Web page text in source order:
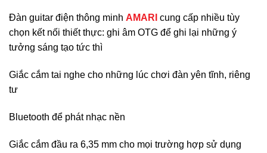
Đàn guitar điện thông minh AMARI cung cấp nhiều tùy
chọn kết nối thiết thực: ghi âm OTG để ghi lại những ý
tưởng sáng tạo tức thì
Giắc cắm tai nghe cho những lúc chơi đàn yên tĩnh, riêng
tư
Bluetooth để phát nhạc nền
Giắc cắm đầu ra 6,35 mm cho mọi trường hợp sử dụng